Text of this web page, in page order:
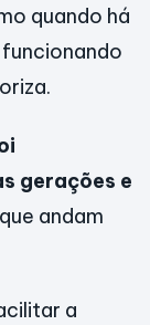
quando há
gerações e
andam
a